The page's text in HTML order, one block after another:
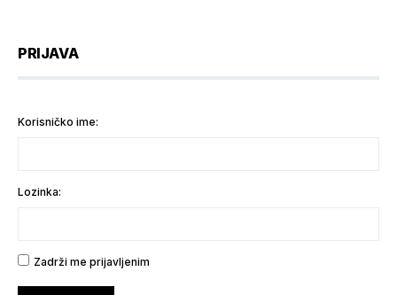
PRIJAVA
Korisničko ime:
Lozinka:
Zadrži me prijavljenim